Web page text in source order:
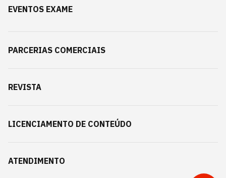
EVENTOS EXAME
PARCERIAS COMERCIAIS
REVISTA
LICENCIAMENTO DE CONTEÚDO
ATENDIMENTO